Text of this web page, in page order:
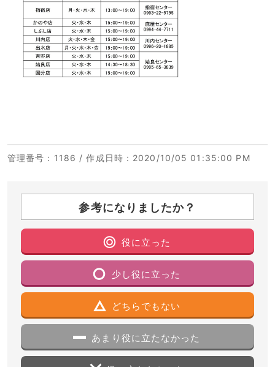
管理番号 ：1186 /作成日時 ：2020/10/05 01:35:00 PM
参考になりましたか？
役に立った
少し役に立った
どちらでもない
あまり役に立たなかった